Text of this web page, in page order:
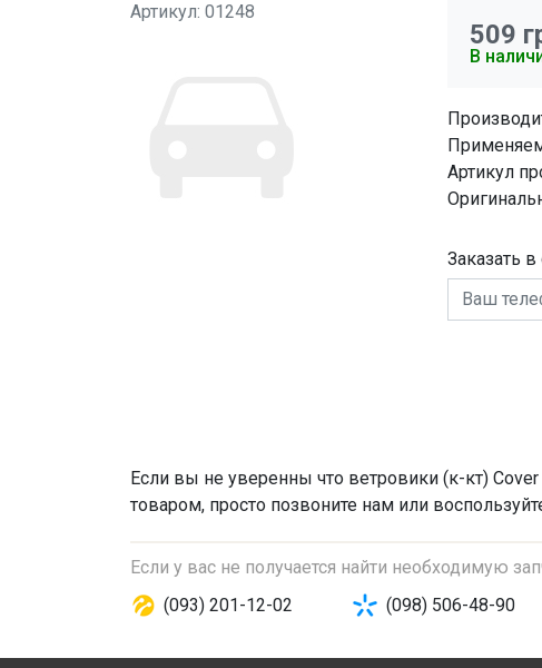
Артикул: 01248
509
В
Артикул
Заказать
Если вы не уверенны что ветровики (к-кт)
товаром, просто позвоните нам или
Если у вас не получается найти необходимую
(093) 201-12-02
(098) 506-48-90